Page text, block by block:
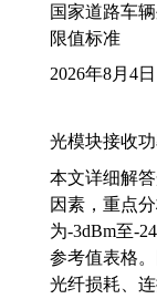
国家道路车
限值标准
2026年8月4日
光模块接收
本文详细解
因素，重点
为-3dBm至-
参考值表格
光纤损耗、